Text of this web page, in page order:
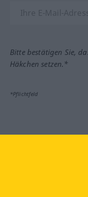
Bitte bestätigen Sie,
Häkchen setzen.*
*Pflichtfeld